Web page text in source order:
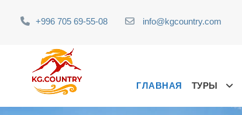
+996 705 69-55-08 info@kgcountry.com
ГЛАВНАЯ ТУРЫ